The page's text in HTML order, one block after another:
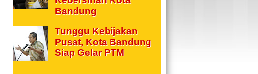
Bandung
Tunggu Kebijakan
Pusat, Kota Bandung
Siap Gelar PTM